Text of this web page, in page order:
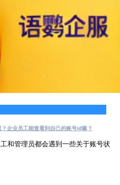
企业员工能查看到自己的账号id嘛？
和管理员都会遇到一些关于账号状